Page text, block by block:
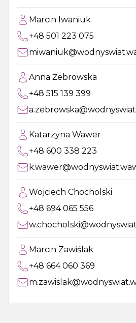
Marcin Iwaniuk
+48 501 223 075
Anna Żebrowska
+48 515 139 399
Katarzyna Wawer
+48 600 338 223
Wojciech Chocholski
+48 694 065 556
Marcin Zawiślak
+48 664 060 369